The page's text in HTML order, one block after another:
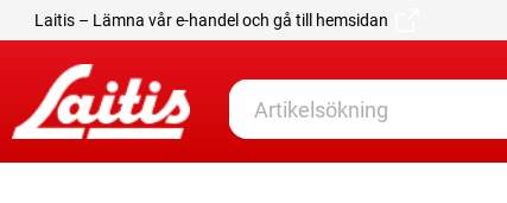
Laitis – Lämna vår e-handel och gå till hemsidan